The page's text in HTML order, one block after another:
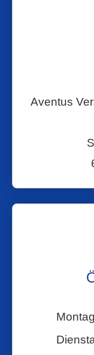
Aventus
Montag